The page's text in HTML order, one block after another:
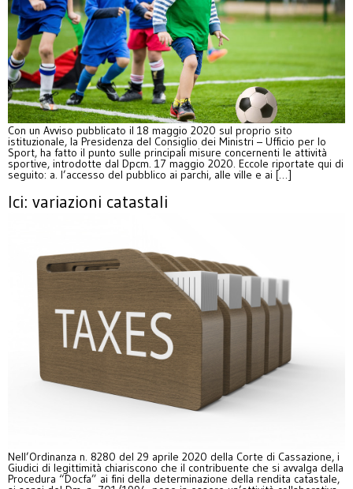
Con un Avviso pubblicato il 18 maggio 2020 sul proprio sito
istituzionale, la Presidenza del Consiglio dei Ministri – Ufficio per lo
Sport, ha fatto il punto sulle principali misure concernenti le attività
sportive, introdotte dal Dpcm. 17 maggio 2020. Eccole riportate qui di
seguito: a. l’accesso del pubblico ai parchi, alle ville e ai […]
Ici: variazioni catastali
Nell’Ordinanza n. 8280 del 29 aprile 2020 della Corte di Cassazione, i
Giudici di legittimità chiariscono che il contribuente che si avvalga della
Procedura “Docfa” ai fini della determinazione della rendita catastale,